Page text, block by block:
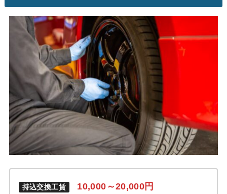
持込交換工賃 10,000～20,000円